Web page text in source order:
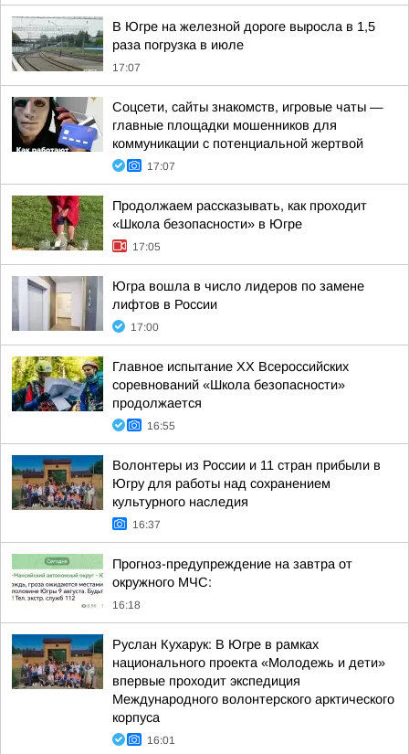
В Югре на железной дороге выросла в 1,5
раза погрузка в июле
17:07
Соцсети, сайты знакомств, игровые чаты —
главные площадки мошенников для
коммуникации с потенциальной жертвой
17:07
Продолжаем рассказывать, как проходит
«Школа безопасности» в Югре
17:05
Югра вошла в число лидеров по замене
лифтов в России
17:00
Главное испытание XX Всероссийских
соревнований «Школа безопасности»
продолжается
16:55
Волонтеры из России и 11 стран прибыли в
Югру для работы над сохранением
культурного наследия
16:37
Прогноз-предупреждение на завтра от
окружного МЧС:
16:18
Руслан Кухарук: В Югре в рамках
национального проекта «Молодежь и дети»
впервые проходит экспедиция
Международного волонтерского арктического
корпуса
16:01